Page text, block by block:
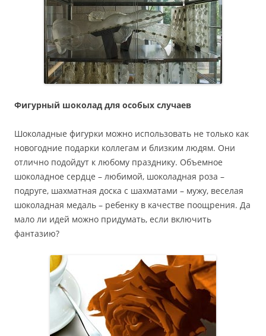
Фигурный шоколад для особых случаев
Шоколадные фигурки можно использовать не только как
новогодние подарки коллегам и близким людям. Они
отлично подойдут к любому празднику. Объемное
шоколадное сердце – любимой, шоколадная роза –
подруге, шахматная доска с шахматами – мужу, веселая
шоколадная медаль – ребенку в качестве поощрения. Да
мало ли идей можно придумать, если включить
фантазию?